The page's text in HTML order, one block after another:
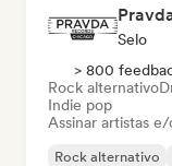
Selo
> 800
Rock alternativo
Indie pop
Assinar artistas
Rock alternativo